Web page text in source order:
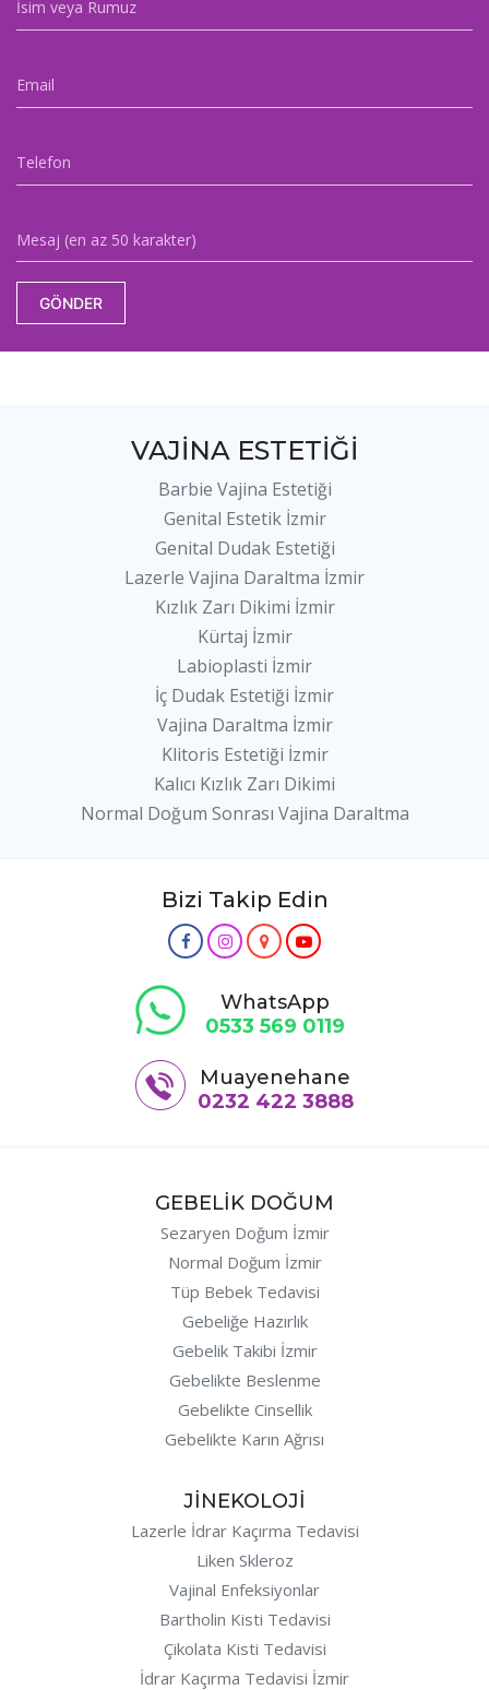
İsim veya Rumuz
Email
Telefon
Mesaj (en az 50 karakter)
GÖNDER
VAJİNA ESTETİĞİ
Barbie Vajina Estetiği
Genital Estetik İzmir
Genital Dudak Estetiği
Lazerle Vajina Daraltma İzmir
Kızlık Zarı Dikimi İzmir
Kürtaj İzmir
Labioplasti İzmir
İç Dudak Estetiği İzmir
Vajina Daraltma İzmir
Klitoris Estetiği İzmir
Kalıcı Kızlık Zarı Dikimi
Normal Doğum Sonrası Vajina Daraltma
Bizi Takip Edin
WhatsApp
0533 569 0119
Muayenehane
0232 422 3888
GEBELİK DOĞUM
Sezaryen Doğum İzmir
Normal Doğum İzmir
Tüp Bebek Tedavisi
Gebeliğe Hazırlık
Gebelik Takibi İzmir
Gebelikte Beslenme
Gebelikte Cinsellik
Gebelikte Karın Ağrısı
JİNEKOLOJİ
Lazerle İdrar Kaçırma Tedavisi
Liken Skleroz
Vajinal Enfeksiyonlar
Bartholin Kisti Tedavisi
Çikolata Kisti Tedavisi
İdrar Kaçırma Tedavisi İzmir